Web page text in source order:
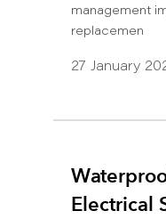
management
replacemen
27 January
Electrical